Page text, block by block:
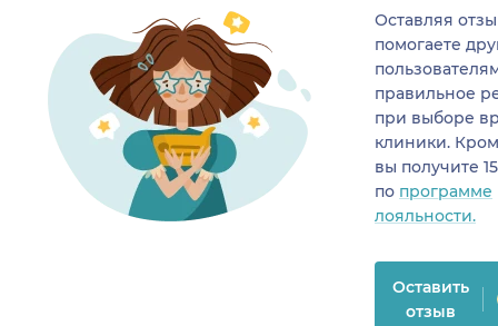
Оставляя
помогаете
правильное
при выборе
клиники.
вы получите
по программе
лояльности.
Оставить
отзыв